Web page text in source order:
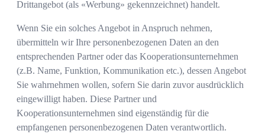
Drittangebot (als «Werbung» gekennzeichnet) handelt.
Wenn Sie ein solches Angebot in Anspruch nehmen,
übermitteln wir Ihre personenbezogenen Daten an den
entsprechenden Partner oder das Kooperationsunternehmen
(z.B. Name, Funktion, Kommunikation etc.), dessen Angebot
Sie wahrnehmen wollen, sofern Sie darin zuvor ausdrücklich
eingewilligt haben. Diese Partner und
Kooperationsunternehmen sind eigenständig für die
empfangenen personenbezogenen Daten verantwortlich.